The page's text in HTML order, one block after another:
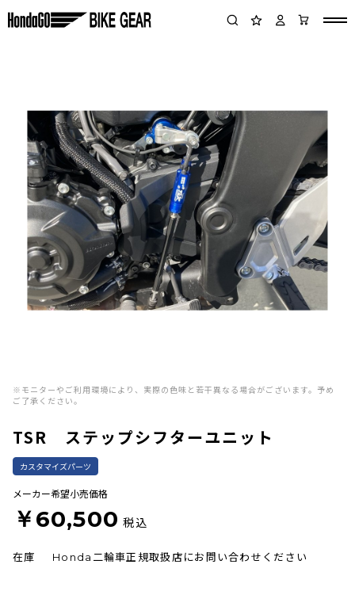
※モニターやご利用環境により、実際の色味と若干異なる場合がございます。予め
ご了承ください。
カスタマイズパーツ
TSR ステップシフターユニット
メーカー希望小売価格
￥60,500 税込
在庫 Honda二輪車正規取扱店にお問い合わせください